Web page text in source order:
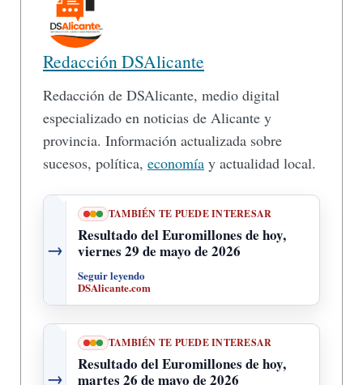
Redacción DSAlicante
Redacción de DSAlicante, medio digital
especializado en noticias de Alicante y
provincia. Información actualizada sobre
sucesos, política, economía y actualidad local.
→
TAMBIÉN TE PUEDE INTERESAR
Resultado del Euromillones de hoy,
viernes 29 de mayo de 2026
Seguir leyendo
DSAlicante.com
→
TAMBIÉN TE PUEDE INTERESAR
Resultado del Euromillones de hoy,
martes 26 de mayo de 2026